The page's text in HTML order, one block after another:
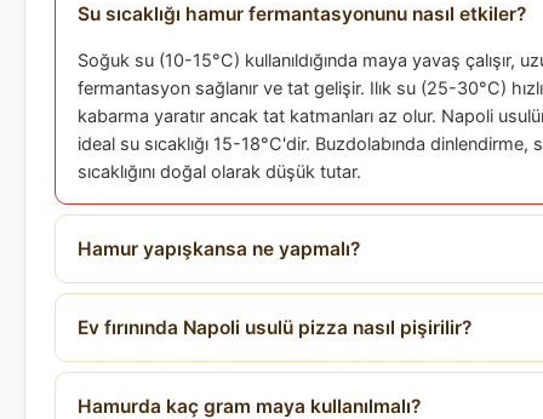
Su sıcaklığı hamur fermantasyonunu nasıl etkiler?
Soğuk su (10-15°C) kullanıldığında maya yavaş çalışır,
fermantasyon sağlanır ve tat gelişir. Ilık su (25-30°C) hızlı
kabarma yaratır ancak tat katmanları az olur. Napoli
ideal su sıcaklığı 15-18°C'dir. Buzdolabında dinlendirme,
sıcaklığını doğal olarak düşük tutar.
Hamur yapışkansa ne yapmalı?
Ev fırınında Napoli usulü pizza nasıl pişirilir?
Hamurda kaç gram maya kullanılmalı?